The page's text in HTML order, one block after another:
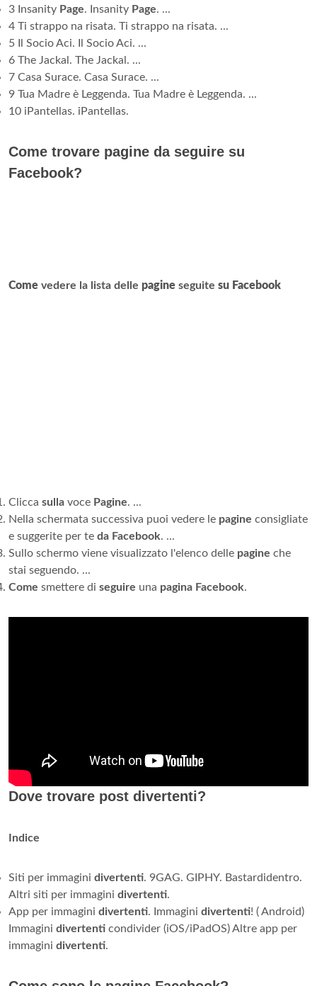
3 Insanity Page. Insanity Page. ...
4 Ti strappo na risata. Ti strappo na risata. ...
5 Il Socio Aci. Il Socio Aci. ...
6 The Jackal. The Jackal. ...
7 Casa Surace. Casa Surace. ...
9 Tua Madre è Leggenda. Tua Madre è Leggenda. ...
10 iPantellas. iPantellas.
Come trovare pagine da seguire su
Facebook?
Come vedere la lista delle pagine seguite su Facebook
Clicca sulla voce Pagine. ...
Nella schermata successiva puoi vedere le pagine consigliate
e suggerite per te da Facebook. ...
Sullo schermo viene visualizzato l'elenco delle pagine che
stai seguendo. ...
Come smettere di seguire una pagina Facebook.
Dove trovare post divertenti?
Indice
Siti per immagini divertenti. 9GAG. GIPHY. Bastardidentro.
Altri siti per immagini divertenti.
App per immagini divertenti. Immagini divertenti! ( Android)
Immagini divertenti condivider (iOS/iPadOS) Altre app per
immagini divertenti.